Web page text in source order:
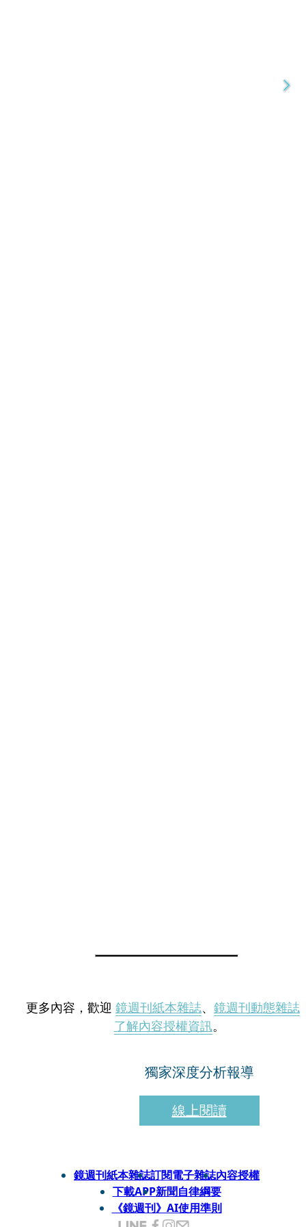
更多內容，歡迎 鏡週刊紙本雜誌、 鏡週刊動態雜誌
了解內容授權資訊。
獨家深度分析報導
線上閱讀
鏡週刊紙本雜誌訂閱電子雜誌內容授權
下載APP新聞自律綱要
《鏡週刊》AI使用準則